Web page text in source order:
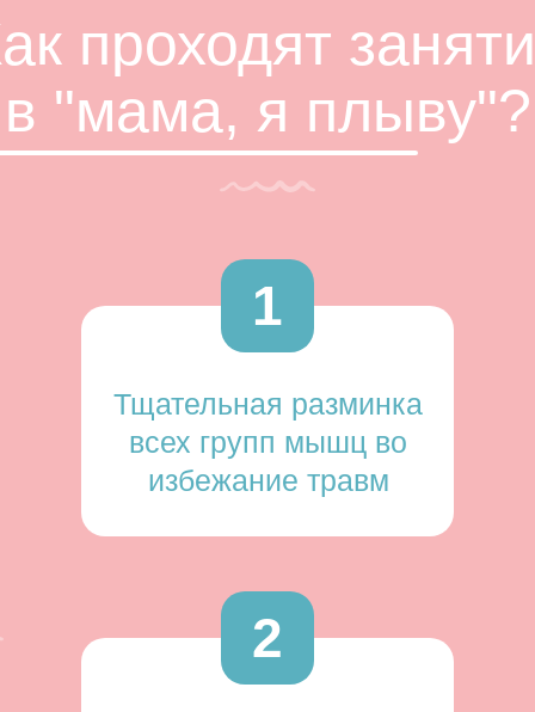
проходят
в "мама, я плыву"?
1
Тщательная разминка
всех групп мышц во
избежание травм
2